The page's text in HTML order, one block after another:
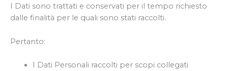
I Dati sono trattati e conservati per il tempo richiesto
dalle finalità per le quali sono stati raccolti.
Pertanto:
I Dati Personali raccolti per scopi collegati